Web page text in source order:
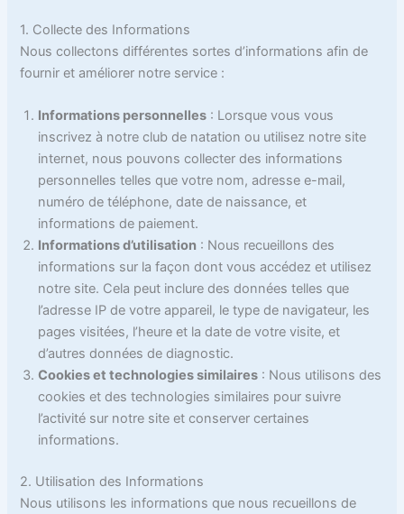
1. Collecte des Informations
Nous collectons différentes sortes d’informations afin de
fournir et améliorer notre service :
Informations personnelles : Lorsque vous vous
inscrivez à notre club de natation ou utilisez notre site
internet, nous pouvons collecter des informations
personnelles telles que votre nom, adresse e-mail,
numéro de téléphone, date de naissance, et
informations de paiement.
Informations d’utilisation : Nous recueillons des
informations sur la façon dont vous accédez et utilisez
notre site. Cela peut inclure des données telles que
l’adresse IP de votre appareil, le type de navigateur, les
pages visitées, l’heure et la date de votre visite, et
d’autres données de diagnostic.
Cookies et technologies similaires : Nous utilisons des
cookies et des technologies similaires pour suivre
l’activité sur notre site et conserver certaines
informations.
2. Utilisation des Informations
Nous utilisons les informations que nous recueillons de